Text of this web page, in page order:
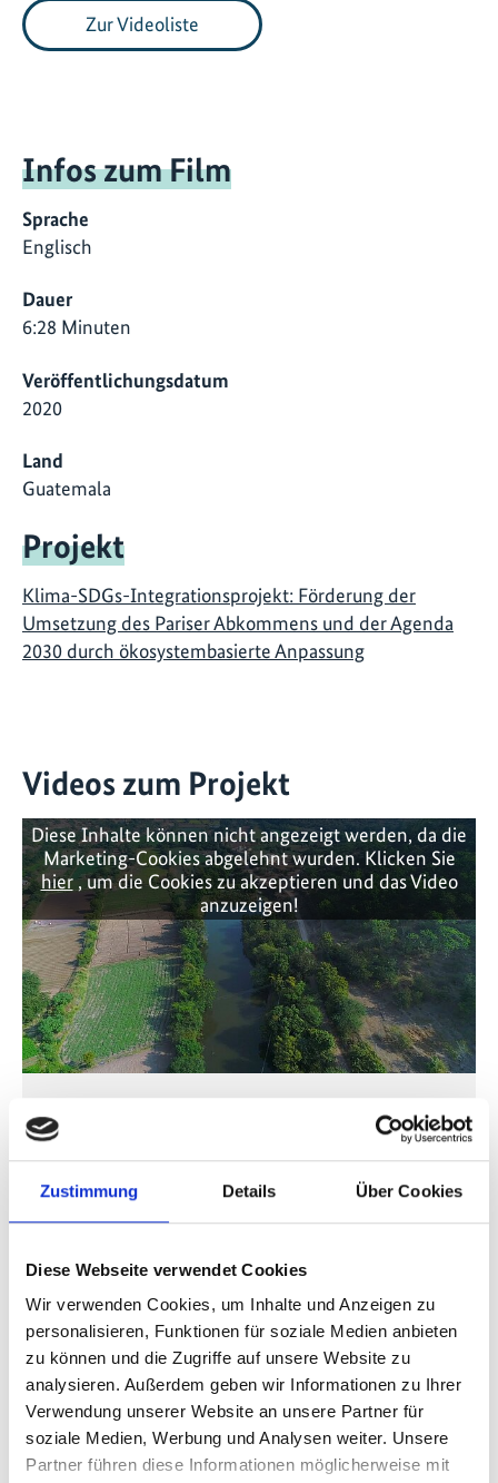
Zustimmung Details Über Cookies
Diese Webseite verwendet Cookies
Wir verwenden Cookies, um Inhalte und Anzeigen zu
personalisieren, Funktionen für soziale Medien anbieten
zu können und die Zugriffe auf unsere Website zu
analysieren. Außerdem geben wir Informationen zu Ihrer
Verwendung unserer Website an unsere Partner für
soziale Medien, Werbung und Analysen weiter. Unsere
Partner führen diese Informationen möglicherweise mit
Zur Videoliste
Infos zum Film
Sprache
Englisch
Dauer
6:28 Minuten
Veröffentlichungsdatum
2020
Land
Guatemala
Projekt
Klima-SDGs-Integrationsprojekt: Förderung der
Umsetzung des Pariser Abkommens und der Agenda
2030 durch ökosystembasierte Anpassung
Videos zum Projekt
Vorherige
Diese Inhalte können nicht angezeigt werden, da die
Marketing-Cookies abgelehnt wurden. Klicken Sie
hier, um die Cookies zu akzeptieren und das Video
anzuzeigen!
Ecosystem-based Adaptation in Maharashtra,
Publikationen zum Projekt